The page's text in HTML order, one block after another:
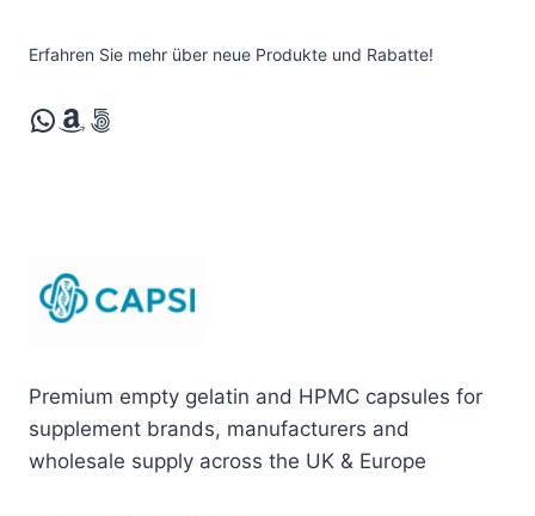
Erfahren Sie mehr über neue Produkte und Rabatte!
WhatsApp Amazon 500px
Premium empty gelatin and HPMC capsules for
supplement brands, manufacturers and
wholesale supply across the UK & Europe